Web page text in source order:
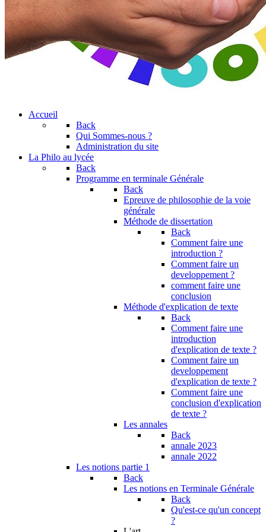
Accueil
Back
Qui Sommes-nous ?
Administration du site
La Philo au lycée
Back
Programme en terminale Générale
Back
Epreuve de philosophie de la voie
générale
Méthode de dissertation
Back
Comment faire une
introduction ?
Comment faire un
developpement ?
comment faire une
conclusion
Méthode d'explication de texte
Back
Comment faire une
introduction
d'explication de texte ?
Comment faire un
developpement
d'explication de texte ?
Comment faire une
conclusion d'explication
de texte ?
Les annales
Back
annale 2023
annale 2022
Les notions partie 1
Back
Les notions en Terminale Générale
Back
Qu'est-ce qu'un concept
?